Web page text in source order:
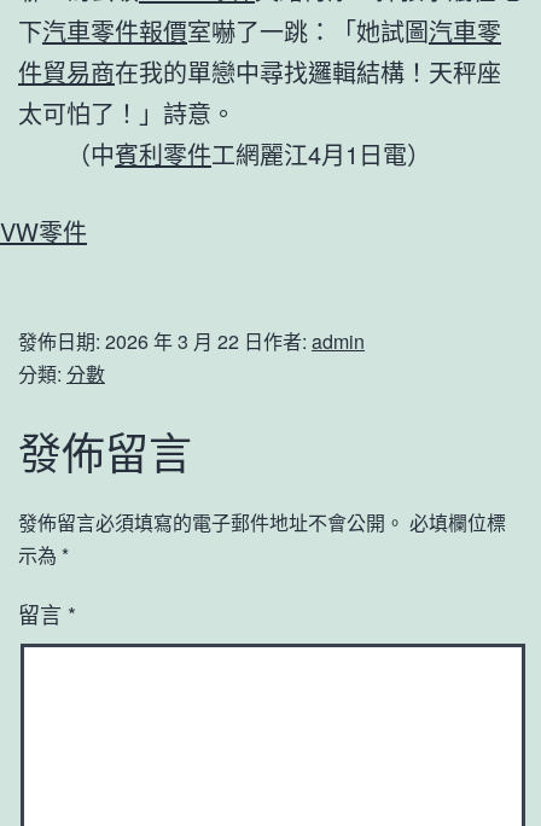
下汽車零件報價室嚇了一跳：「她試圖汽車零
件貿易商在我的單戀中尋找邏輯結構！天秤座
太可怕了！」詩意。
（中賓利零件工網麗江4月1日電）
VW零件
發佈日期: 2026 年 3 月 22 日作者: admin
分類: 分數
發佈留言
發佈留言必須填寫的電子郵件地址不會公開。 必填欄位標
示為 *
留言 *